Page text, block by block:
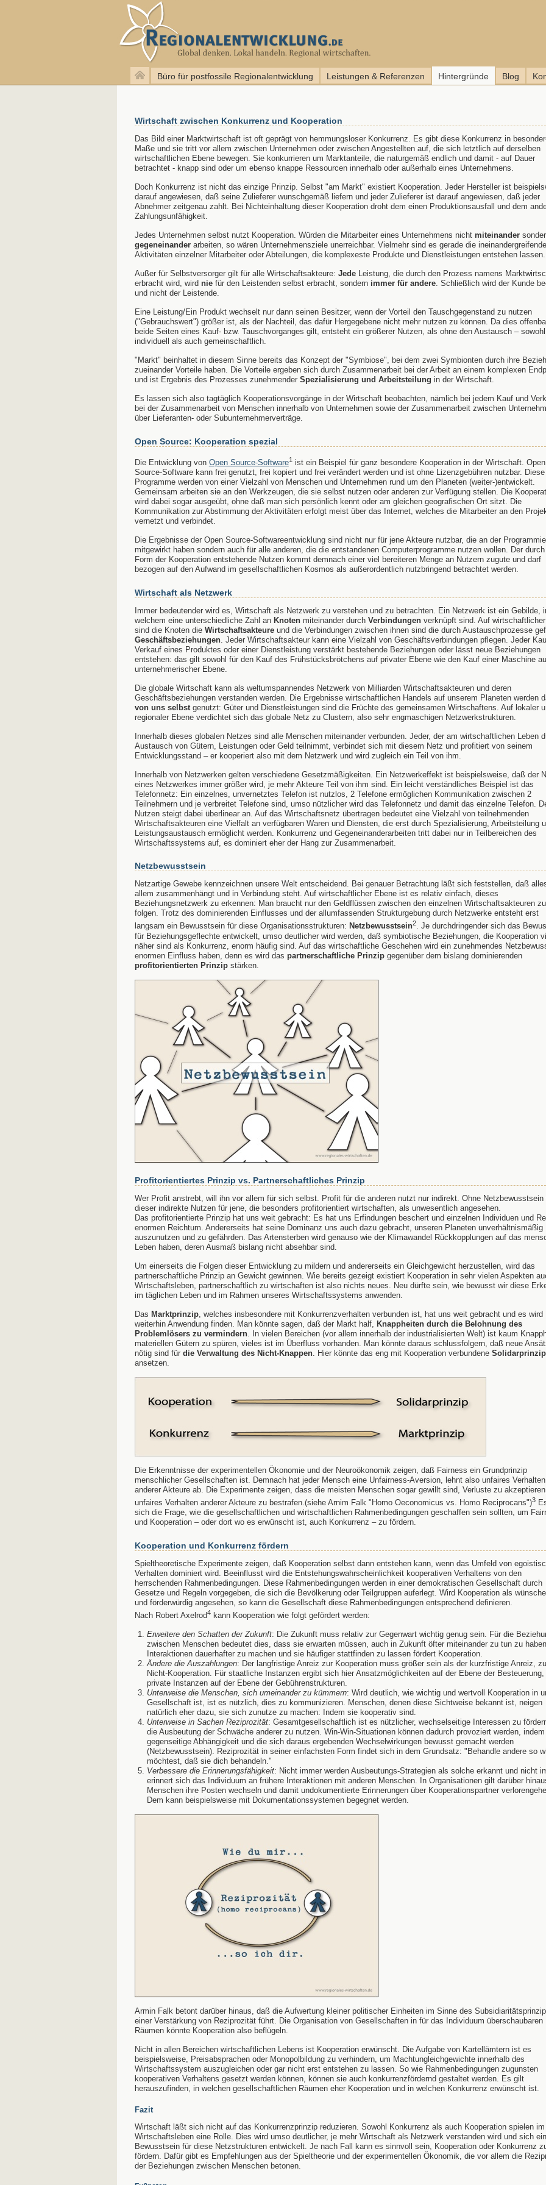
Büro für postfossile Regionalentwicklung Leistungen & Referenzen Hintergründe Blog
Wirtschaft zwischen Konkurrenz und Kooperation
Das Bild einer Marktwirtschaft ist oft geprägt von hemmungsloser Konkurrenz. Es gibt diese Konkurrenz in
Maße und sie tritt vor allem zwischen Unternehmen oder zwischen Angestellten auf, die sich letztlich auf derselben
wirtschaftlichen Ebene bewegen. Sie konkurrieren um Marktanteile, die naturgemäß endlich und damit - auf Dauer
betrachtet - knapp sind oder um ebenso knappe Ressourcen innerhalb oder außerhalb eines Unternehmens.
Doch Konkurrenz ist nicht das einzige Prinzip. Selbst "am Markt" existiert Kooperation. Jeder Hersteller ist
darauf angewiesen, daß seine Zulieferer wunschgemäß liefern und jeder Zulieferer ist darauf angewiesen, daß jeder
Abnehmer zeitgenau zahlt. Bei Nichteinhaltung dieser Kooperation droht dem einen Produktionsausfall und dem
Zahlungsunfähigkeit.
Jedes Unternehmen selbst nutzt Kooperation. Würden die Mitarbeiter eines Unternehmens nicht miteinander
gegeneinanderarbeiten, so wären Unternehmensziele unerreichbar. Vielmehr sind es gerade die
Aktivitäten einzelner Mitarbeiter oder Abteilungen, die komplexeste Produkte und Dienstleistungen entstehen lassen.
Außer für Selbstversorger gilt für alle Wirtschaftsakteure: JedeLeistung, die durch den Prozess namens
erbracht wird, wird niefür den Leistenden selbst erbracht, sondern immer für andere. Schließlich wird der Kunde
und nicht der Leistende.
Eine Leistung/Ein Produkt wechselt nur dann seinen Besitzer, wenn der Vorteil den Tauschgegenstand zu nutzen
("Gebrauchswert") größer ist, als der Nachteil, das dafür Hergegebene nicht mehr nutzen zu können. Da dies
beide Seiten eines Kauf- bzw. Tauschvorganges gilt, entsteht ein größerer Nutzen, als ohne den Austausch – sowohl
individuell als auch gemeinschaftlich.
"Markt" beinhaltet in diesem Sinne bereits das Konzept der "Symbiose", bei dem zwei Symbionten durch ihre
zueinander Vorteile haben. Die Vorteile ergeben sich durch Zusammenarbeit bei der Arbeit an einem komplexen
und ist Ergebnis des Prozesses zunehmender Spezialisierung und Arbeitsteilung in der Wirtschaft.
Es lassen sich also tagtäglich Kooperationsvorgänge in der Wirtschaft beobachten, nämlich bei jedem Kauf und
bei der Zusammenarbeit von Menschen innerhalb von Unternehmen sowie der Zusammenarbeit zwischen
über Lieferanten- oder Subunternehmerverträge.
Open Source: Kooperation spezial
Die Entwicklung von Open Source-Software1ist ein Beispiel für ganz besondere Kooperation in der Wirtschaft. Open
Source-Software kann frei genutzt, frei kopiert und frei verändert werden und ist ohne Lizenzgebühren nutzbar. Diese
Programme werden von einer Vielzahl von Menschen und Unternehmen rund um den Planeten (weiter-)entwickelt.
Gemeinsam arbeiten sie an den Werkzeugen, die sie selbst nutzen oder anderen zur Verfügung stellen. Die
wird dabei sogar ausgeübt, ohne daß man sich persönlich kennt oder am gleichen geografischen Ort sitzt. Die
Kommunikation zur Abstimmung der Aktivitäten erfolgt meist über das Internet, welches die Mitarbeiter an den
vernetzt und verbindet.
Die Ergebnisse der Open Source-Softwareentwicklung sind nicht nur für jene Akteure nutzbar, die an der
mitgewirkt haben sondern auch für alle anderen, die die entstandenen Computerprogramme nutzen wollen. Der
Form der Kooperation entstehende Nutzen kommt demnach einer viel bereiteren Menge an Nutzern zugute und darf
bezogen auf den Aufwand im gesellschaftlichen Kosmos als außerordentlich nutzbringend betrachtet werden.
Wirtschaft als Netzwerk
Immer bedeutender wird es, Wirtschaft als Netzwerk zu verstehen und zu betrachten. Ein Netzwerk ist ein Gebilde,
welchem eine unterschiedliche Zahl an Knotenmiteinander durch Verbindungenverknüpft sind. Auf
sind die Knoten die Wirtschaftsakteureund die Verbindungen zwischen ihnen sind die durch Austauschprozesse
Geschäftsbeziehungen. Jeder Wirtschaftsakteur kann eine Vielzahl von Geschäftsverbindungen pflegen. Jeder
Verkauf eines Produktes oder einer Dienstleistung verstärkt bestehende Beziehungen oder lässt neue Beziehungen
entstehen: das gilt sowohl für den Kauf des Frühstücksbrötchens auf privater Ebene wie den Kauf einer Maschine
unternehmerischer Ebene.
Die globale Wirtschaft kann als weltumspannendes Netzwerk von Milliarden Wirtschaftsakteuren und deren
Geschäftsbeziehungen verstanden werden. Die Ergebnisse wirtschaftlichen Handels auf unserem Planeten werden
von uns selbstgenutzt: Güter und Dienstleistungen sind die Früchte des gemeinsamen Wirtschaftens. Auf lokaler
regionaler Ebene verdichtet sich das globale Netz zu Clustern, also sehr engmaschigen Netzwerkstrukturen.
Innerhalb dieses globalen Netzes sind alle Menschen miteinander verbunden. Jeder, der am wirtschaftlichen Leben
Austausch von Gütern, Leistungen oder Geld teilnimmt, verbindet sich mit diesem Netz und profitiert von seinem
Entwicklungsstand – er kooperiert also mit dem Netzwerk und wird zugleich ein Teil von ihm.
Innerhalb von Netzwerken gelten verschiedene Gesetzmäßigkeiten. Ein Netzwerkeffekt ist beispielsweise, daß der
eines Netzwerkes immer größer wird, je mehr Akteure Teil von ihm sind. Ein leicht verständliches Beispiel ist das
Telefonnetz: Ein einzelnes, unvernetztes Telefon ist nutzlos, 2 Telefone ermöglichen Kommunikation zwischen 2
Teilnehmern und je verbreitet Telefone sind, umso nützlicher wird das Telefonnetz und damit das einzelne Telefon.
Nutzen steigt dabei überlinear an. Auf das Wirtschaftsnetz übertragen bedeutet eine Vielzahl von teilnehmenden
Wirtschaftsakteuren eine Vielfalt an verfügbaren Waren und Diensten, die erst durch Spezialisierung, Arbeitsteilung
Leistungsaustausch ermöglicht werden. Konkurrenz und Gegeneinanderarbeiten tritt dabei nur in Teilbereichen des
Wirtschaftssystems auf, es dominiert eher der Hang zur Zusammenarbeit.
Netzbewusstsein
Netzartige Gewebe kennzeichnen unsere Welt entscheidend. Bei genauer Betrachtung läßt sich feststellen, daß
allem zusammenhängt und in Verbindung steht. Auf wirtschaftlicher Ebene ist es relativ einfach, dieses
Beziehungsnetzwerk zu erkennen: Man braucht nur den Geldflüssen zwischen den einzelnen Wirtschaftsakteuren zu
folgen. Trotz des dominierenden Einflusses und der allumfassenden Strukturgebung durch Netzwerke entsteht erst
langsam ein Bewusstsein für diese Organisationsstrukturen: Netzbewusstsein2. Je durchdringender sich das
für Beziehungsgeflechte entwickelt, umso deutlicher wird werden, daß symbiotische Beziehungen, die Kooperation
näher sind als Konkurrenz, enorm häufig sind. Auf das wirtschaftliche Geschehen wird ein zunehmendes
enormen Einfluss haben, denn es wird das partnerschaftliche Prinzipgegenüber dem bislang dominierenden
profitorientierten Prinzipstärken.
Profitorientiertes Prinzip vs. Partnerschaftliches Prinzip
Wer Profit anstrebt, will ihn vor allem für sich selbst. Profit für die anderen nutzt nur indirekt. Ohne Netzbewusstsein
dieser indirekte Nutzen für jene, die besonders profitorientiert wirtschaften, als unwesentlich angesehen.
Das profitorientierte Prinzip hat uns weit gebracht: Es hat uns Erfindungen beschert und einzelnen Individuen und
enormen Reichtum. Andererseits hat seine Dominanz uns auch dazu gebracht, unseren Planeten unverhältnismäßig
auszunutzen und zu gefährden. Das Artensterben wird genauso wie der Klimawandel Rückkopplungen auf das
Leben haben, deren Ausmaß bislang nicht absehbar sind.
Um einerseits die Folgen dieser Entwicklung zu mildern und andererseits ein Gleichgewicht herzustellen, wird das
partnerschaftliche Prinzip an Gewicht gewinnen. Wie bereits gezeigt existiert Kooperation in sehr vielen Aspekten
Wirtschaftsleben, partnerschaftlich zu wirtschaften ist also nichts neues. Neu dürfte sein, wie bewusst wir diese
im täglichen Leben und im Rahmen unseres Wirtschaftssystems anwenden.
Das Marktprinzip, welches insbesondere mit Konkurrenzverhalten verbunden ist, hat uns weit gebracht und es wird
weiterhin Anwendung finden. Man könnte sagen, daß der Markt half, Knappheiten durch die Belohnung des
Problemlösers zu vermindern. In vielen Bereichen (vor allem innerhalb der industrialisierten Welt) ist kaum
materiellen Gütern zu spüren, vieles ist im Überfluss vorhanden. Man könnte daraus schlussfolgern, daß neue
nötig sind für die Verwaltung des Nicht-Knappen. Hier könnte das eng mit Kooperation verbundene Solidarprinzip
ansetzen.
Die Erkenntnisse der experimentellen Ökonomie und der Neuroökonomik zeigen, daß Fairness ein Grundprinzip
menschlicher Gesellschaften ist. Demnach hat jeder Mensch eine Unfairness-Aversion, lehnt also unfaires Verhalten
anderer Akteure ab. Die Experimente zeigen, dass die meisten Menschen sogar gewillt sind, Verluste zu
unfaires Verhalten anderer Akteure zu bestrafen.(siehe Arnim Falk "Homo Oeconomicus vs. Homo Reciprocans")3
sich die Frage, wie die gesellschaftlichen und wirtschaftlichen Rahmenbedingungen geschaffen sein sollten, um
und Kooperation – oder dort wo es erwünscht ist, auch Konkurrenz – zu fördern.
Kooperation und Konkurrenz fördern
Spieltheoretische Experimente zeigen, daß Kooperation selbst dann entstehen kann, wenn das Umfeld von
Verhalten dominiert wird. Beeinflusst wird die Entstehungswahrscheinlichkeit kooperativen Verhaltens von den
herrschenden Rahmenbedingungen. Diese Rahmenbedingungen werden in einer demokratischen Gesellschaft durch
Gesetze und Regeln vorgegeben, die sich die Bevölkerung oder Teilgruppen auferlegt. Wird Kooperation als
und förderwürdig angesehen, so kann die Gesellschaft diese Rahmenbedingungen entsprechend definieren.
Nach Robert Axelrod4kann Kooperation wie folgt gefördert werden:
Erweitere den Schatten der Zukunft: Die Zukunft muss relativ zur Gegenwart wichtig genug sein. Für die
zwischen Menschen bedeutet dies, dass sie erwarten müssen, auch in Zukunft öfter miteinander zu tun zu
Interaktionen dauerhafter zu machen und sie häufiger stattfinden zu lassen fördert Kooperation.
Ändere die Auszahlungen: Der langfristige Anreiz zur Kooperation muss größer sein als der kurzfristige Anreiz,
Nicht-Kooperation. Für staatliche Instanzen ergibt sich hier Ansatzmöglichkeiten auf der Ebene der Besteuerung,
private Instanzen auf der Ebene der Gebührenstrukturen.
Unterweise die Menschen, sich umeinander zu kümmern: Wird deutlich, wie wichtig und wertvoll Kooperation in
Gesellschaft ist, ist es nützlich, dies zu kommunizieren. Menschen, denen diese Sichtweise bekannt ist, neigen
natürlich eher dazu, sie sich zunutze zu machen: Indem sie kooperativ sind.
Unterweise in Sachen Reziprozität: Gesamtgesellschaftlich ist es nützlicher, wechselseitige Interessen zu
die Ausbeutung der Schwäche anderer zu nutzen. Win-Win-Situationen können dadurch provoziert werden,
gegenseitige Abhängigkeit und die sich daraus ergebenden Wechselwirkungen bewusst gemacht werden
(Netzbewusstsein). Reziprozität in seiner einfachsten Form findet sich in dem Grundsatz: "Behandle andere so
möchtest, daß sie dich behandeln."
Verbessere die Erinnerungsfähigkeit: Nicht immer werden Ausbeutungs-Strategien als solche erkannt und nicht
erinnert sich das Individuum an frühere Interaktionen mit anderen Menschen. In Organisationen gilt darüber
Menschen ihre Posten wechseln und damit undokumentierte Erinnerungen über Kooperationspartner
Dem kann beispielsweise mit Dokumentationssystemen begegnet werden.
Armin Falk betont darüber hinaus, daß die Aufwertung kleiner politischer Einheiten im Sinne des
einer Verstärkung von Reziprozität führt. Die Organisation von Gesellschaften in für das Individuum überschaubaren
Räumen könnte Kooperation also beflügeln.
Nicht in allen Bereichen wirtschaftlichen Lebens ist Kooperation erwünscht. Die Aufgabe von Kartellämtern ist es
beispielsweise, Preisabsprachen oder Monopolbildung zu verhindern, um Machtungleichgewichte innerhalb des
Wirtschaftssystem auszugleichen oder gar nicht erst entstehen zu lassen. So wie Rahmenbedingungen zugunsten
kooperativen Verhaltens gesetzt werden können, können sie auch konkurrenzfördernd gestaltet werden. Es gilt
herauszufinden, in welchen gesellschaftlichen Räumen eher Kooperation und in welchen Konkurrenz erwünscht ist.
Fazit
Wirtschaft läßt sich nicht auf das Konkurrenzprinzip reduzieren. Sowohl Konkurrenz als auch Kooperation spielen im
Wirtschaftsleben eine Rolle. Dies wird umso deutlicher, je mehr Wirtschaft als Netzwerk verstanden wird und sich ein
Bewusstsein für diese Netzstrukturen entwickelt. Je nach Fall kann es sinnvoll sein, Kooperation oder Konkurrenz
fördern. Dafür gibt es Empfehlungen aus der Spieltheorie und der experimentellen Ökonomik, die vor allem die
der Beziehungen zwischen Menschen betonen.